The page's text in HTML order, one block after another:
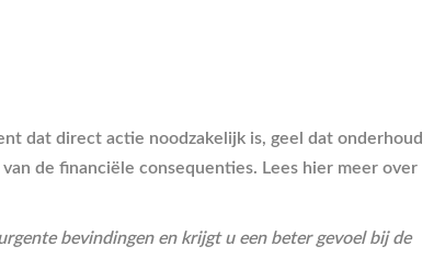
dat direct actie noodzakelijk is, geel dat onderhoud
de financiële consequenties. Lees hier meer over
bevindingen en krijgt u een beter gevoel bij de